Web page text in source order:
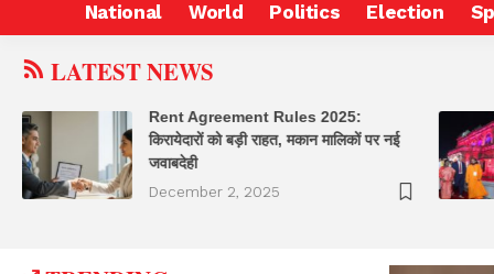
National World Politics Election
LATEST NEWS
Rent Agreement Rules 2025:
किरायेदारों को बड़ी राहत, मकान मालिकों पर नई
जवाबदेही
December 2, 2025